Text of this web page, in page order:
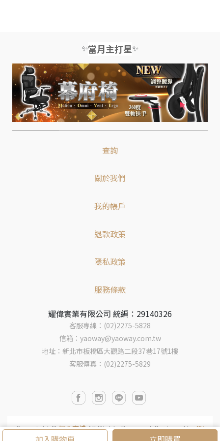
✨當月主打星✨
查詢
關於我們
我的帳戶
退款政策
隱私政策
服務條款
耀偉實業有限公司 統編：29140326
客服專線：(02)2275-5828
信箱：yaoway@yaoway.com.tw
地址：新北市板橋區大觀路二段37巷17號1樓
客服傳真：(02)2275-5829
Copyright ©耀全商城All Rights Reserved.Designed byCY